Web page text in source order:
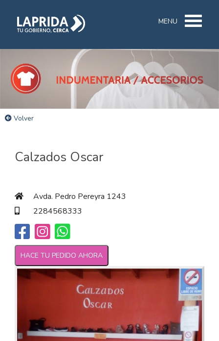
MENU
Volver
Calzados Oscar
Avda. Pedro Pereyra 1243
2284568333
HACE TU PEDIDO AHORA